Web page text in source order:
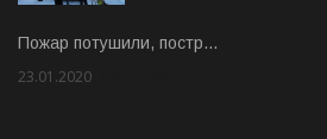
Пожар потушили, постр…
23.01.2020